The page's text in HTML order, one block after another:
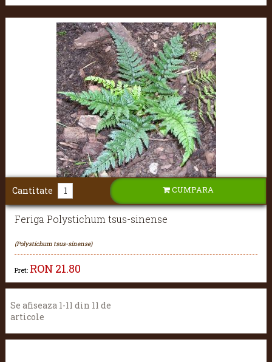
Feriga Polystichum tsus-sinense
(Polystichum tsus-sinense)
Pret: RON 21.80
Cantitate CUMPARA
Se afiseaza 1-11 din 11 de
articole